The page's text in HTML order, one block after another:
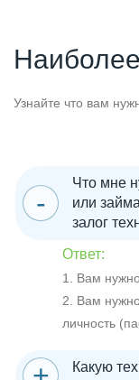
Узнайте что вам
Что мне
или
залог
Ответ:
1. Вам
2. Вам
личность
Какую